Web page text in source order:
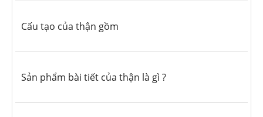
Cấu tạo của thận gồm
Sản phẩm bài tiết của thận là gì ?